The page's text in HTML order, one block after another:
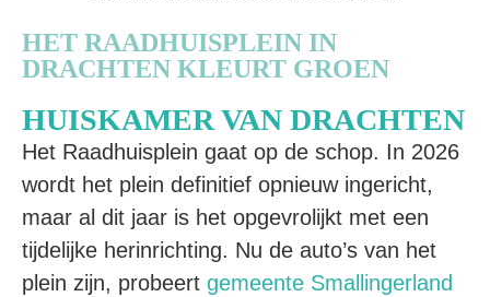
HET RAADHUISPLEIN IN
DRACHTEN KLEURT GROEN
HUISKAMER VAN DRACHTEN
Het Raadhuisplein gaat op de schop. In 2026
wordt het plein definitief opnieuw ingericht,
maar al dit jaar is het opgevrolijkt met een
tijdelijke herinrichting. Nu de auto’s van het
plein zijn, probeert gemeente Smallingerland